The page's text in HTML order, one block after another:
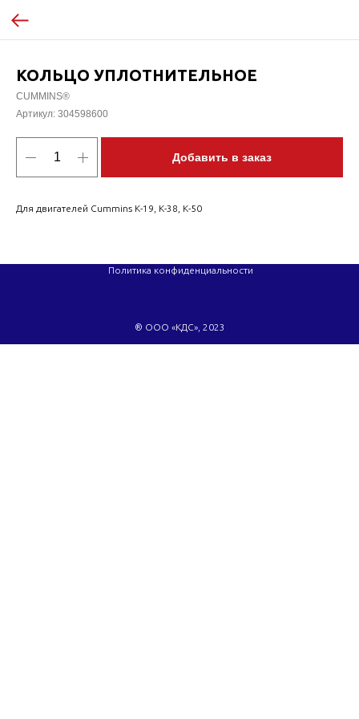
КОЛЬЦО УПЛОТНИТЕЛЬНОЕ
CUMMINS®
Артикул: 304598600
Добавить в заказ
Для двигателей Cummins K-19, K-38, K-50
® ООО «КДС», 2023
Политика конфиденциальности